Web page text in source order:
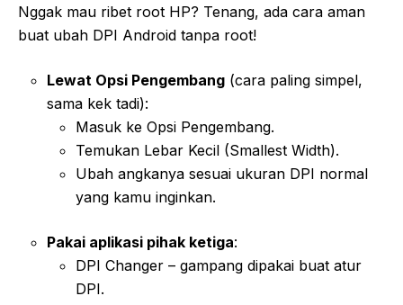
Nggak mau ribet root HP? Tenang, ada cara aman
buat ubah DPI Android tanpa root!
Lewat Opsi Pengembang (cara paling simpel,
sama kek tadi):
Masuk ke Opsi Pengembang.
Temukan Lebar Kecil (Smallest Width).
Ubah angkanya sesuai ukuran DPI normal
yang kamu inginkan.
Pakai aplikasi pihak ketiga:
DPI Changer – gampang dipakai buat atur
DPI.